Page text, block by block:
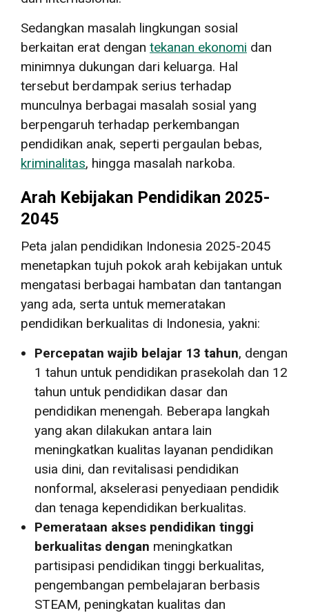
Sedangkan masalah lingkungan sosial
berkaitan erat dengan tekanan ekonomi dan
minimnya dukungan dari keluarga. Hal
tersebut berdampak serius terhadap
munculnya berbagai masalah sosial yang
berpengaruh terhadap perkembangan
pendidikan anak, seperti pergaulan bebas,
kriminalitas, hingga masalah narkoba.
Arah Kebijakan Pendidikan 2025-
2045
Peta jalan pendidikan Indonesia 2025-2045
menetapkan tujuh pokok arah kebijakan untuk
mengatasi berbagai hambatan dan tantangan
yang ada, serta untuk memeratakan
pendidikan berkualitas di Indonesia, yakni:
Percepatan wajib belajar 13 tahun, dengan
1 tahun untuk pendidikan prasekolah dan 12
tahun untuk pendidikan dasar dan
pendidikan menengah. Beberapa langkah
yang akan dilakukan antara lain
meningkatkan kualitas layanan pendidikan
usia dini, dan revitalisasi pendidikan
nonformal, akselerasi penyediaan pendidik
dan tenaga kependidikan berkualitas.
Pemerataan akses pendidikan tinggi
berkualitas dengan meningkatkan
partisipasi pendidikan tinggi berkualitas,
pengembangan pembelajaran berbasis
STEAM, peningkatan kualitas dan